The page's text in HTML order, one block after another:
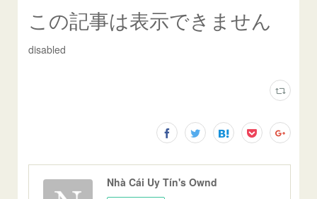
この記事は表示できません
disabled
Nhà Cái Uy Tín's Ownd